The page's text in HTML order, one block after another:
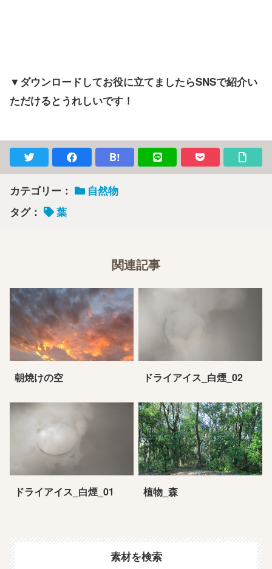
▼ダウンロードしてお役に立てましたらSNSで紹介い
ただけるとうれしいです！
B!
カテゴリー：
自然物
タグ：
葉
関連記事
朝焼けの空 ドライアイス_白煙_02
ドライアイス_白煙_01 植物_森
素材を検索